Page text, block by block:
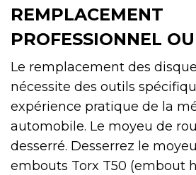
REMPLACEMENT
PROFESSIONNEL
Le remplacement des
nécessite des outils
expérience pratique de la
automobile. Le moyeu de
desserré. Desserrez le
embouts Torx T50 (embout